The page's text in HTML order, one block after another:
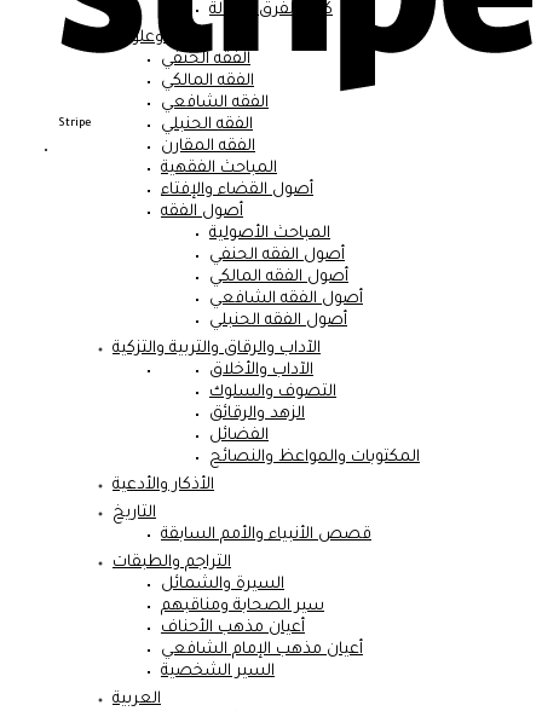
Stripe
كتب الفرق الضالة
الفقه وعلومه
الفقه الحنفي
الفقه المالكي
الفقه الشافعي
الفقه الحنبلي
الفقه المقارن
المباحث الفقهية
أصول القضاء والإفتاء
أصول الفقه
المباحث الأصولية
أصول الفقه الحنفي
أصول الفقه المالكي
أصول الفقه الشافعي
أصول الفقه الحنبلي
الآداب والرقاق والتربية والتزكية
الآداب والأخلاق
التصوف والسلوك
الزهد والرقائق
الفضائل
المكتوبات والمواعظ والنصائح
الأذكار والأدعية
التاريخ
قصص الأنبياء والأمم السابقة
التراجم والطبقات
السيرة والشمائل
سير الصحابة ومناقبهم
أعيان مذهب الأحناف
أعيان مذهب الإمام الشافعي
السير الشخصية
العربية